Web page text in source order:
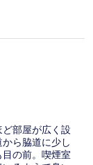
部屋が広く設
ら脇道に少し
の前。喫煙室